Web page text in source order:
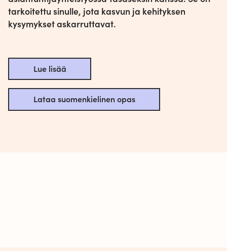
tarkoitettu sinulle, jota kasvun ja kehityksen
kysymykset askarruttavat.
Lue lisää
Lataa suomenkielinen opas